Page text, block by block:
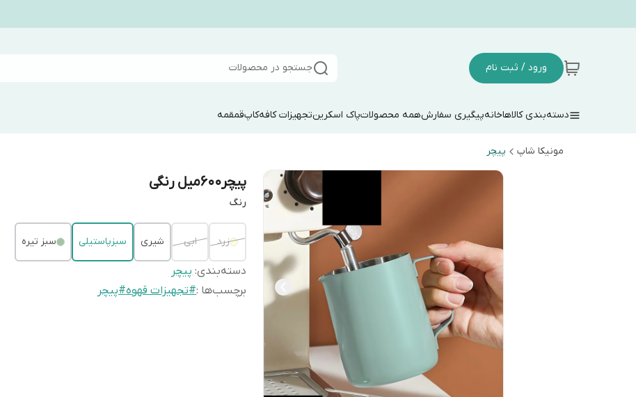
ورود / ثبت نام جستجو در محصولات
دسته‌بندی کالاهاخانهپیگیری سفارشهمه محصولاتپاک اسکرینتجهیزات کافهکاپقمقمه
مونیکا شاپ پیچر
پیچر۶۰۰میل رنگی
رنگ
زرد ابی شیری سبزپاستیلی سبز تیره
دسته‌بندی:پیچر
برچسب‌ها :#تجهیزات قهوه#پیچر